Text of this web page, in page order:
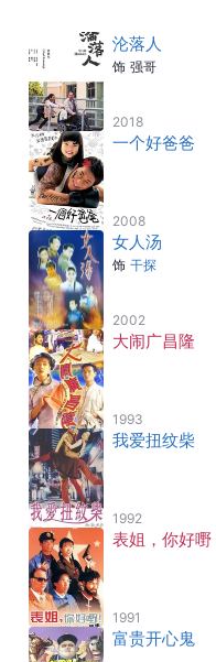
沦落人
饰 强哥
2018
一个好爸爸
2008
女人汤
饰 干探
2002
大闹广昌隆
1993
我爱扭纹柴
1992
表姐，你好嘢
1991
富贵开心鬼